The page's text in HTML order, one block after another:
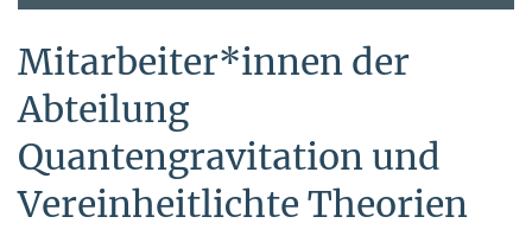
Mitarbeiter*innen der
Abteilung
Quantengravitation und
Vereinheitlichte Theorien